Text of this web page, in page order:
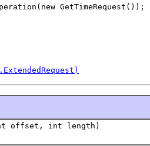
GetTimeRequest());
offset, int length)